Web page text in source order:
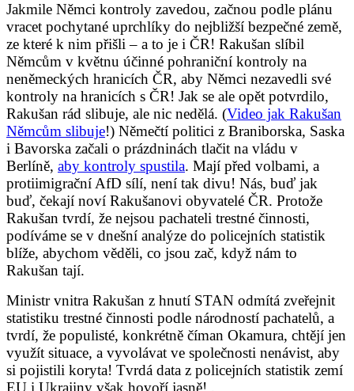
Jakmile Němci kontroly zavedou, začnou podle plánu
vracet pochytané uprchlíky do nejbližší bezpečné země,
ze které k nim přišli – a to je i ČR! Rakušan slíbil
Němcům v květnu účinné pohraniční kontroly na
neněmeckých hranicích ČR, aby Němci nezavedli své
kontroly na hranicích s ČR! Jak se ale opět potvrdilo,
Rakušan rád slibuje, ale nic nedělá. (Video jak Rakušan
Němcům slibuje!) Němečtí politici z Braniborska, Saska
i Bavorska začali o prázdninách tlačit na vládu v
Berlíně, aby kontroly spustila. Mají před volbami, a
protiimigrační AfD sílí, není tak divu! Nás, buď jak
buď, čekají noví Rakušanovi obyvatelé ČR. Protože
Rakušan tvrdí, že nejsou pachateli trestné činnosti,
podíváme se v dnešní analýze do policejních statistik
blíže, abychom věděli, co jsou zač, když nám to
Rakušan tají.
Ministr vnitra Rakušan z hnutí STAN odmítá zveřejnit
statistiku trestné činnosti podle národností pachatelů, a
tvrdí, že populisté, konkrétně číman Okamura, chtějí jen
využít situace, a vyvolávat ve společnosti nenávist, aby
si pojistili koryta! Tvrdá data z policejních statistik zemí